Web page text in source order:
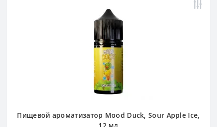
Пищевой ароматизатор Mood Duck, Sour Apple Ice,